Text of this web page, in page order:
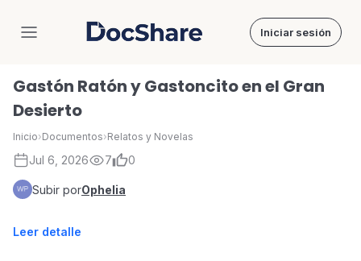
DocShare Iniciar sesión
Gastón Ratón y Gastoncito en el Gran
Desierto
Inicio›Documentos›Relatos y Novelas
Jul 6, 2026 7 0
Subir porOphelia
Leer detalle